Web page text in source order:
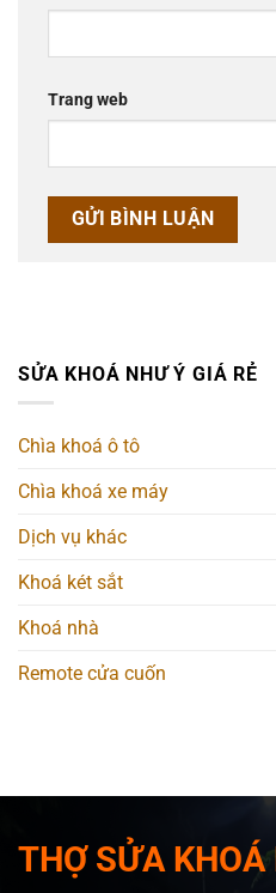
Trang web
SỬA KHOÁ NHƯ Ý GIÁ RẺ
Chìa khoá ô tô
Chìa khoá xe máy
Dịch vụ khác
Khoá két sắt
Khoá nhà
Remote cửa cuốn
THỢ SỬA